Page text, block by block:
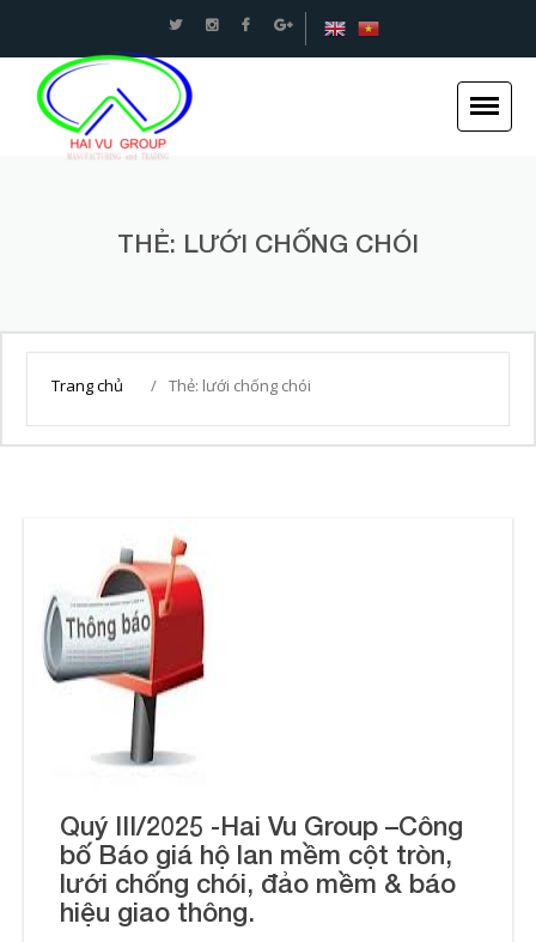
Giới thiệu
Dự án
Dịch vụ
An toàn Giao thông - Kết cấu thép Xây dựng -Hải
Vũ Group
THẺ: LƯỚI CHỐNG CHÓI
Trang chủ / Thẻ: lưới chống chói
Quý III/2025 -Hai Vu Group –Công
bố Báo giá hộ lan mềm cột tròn,
lưới chống chói, đảo mềm & báo
hiệu giao thông.